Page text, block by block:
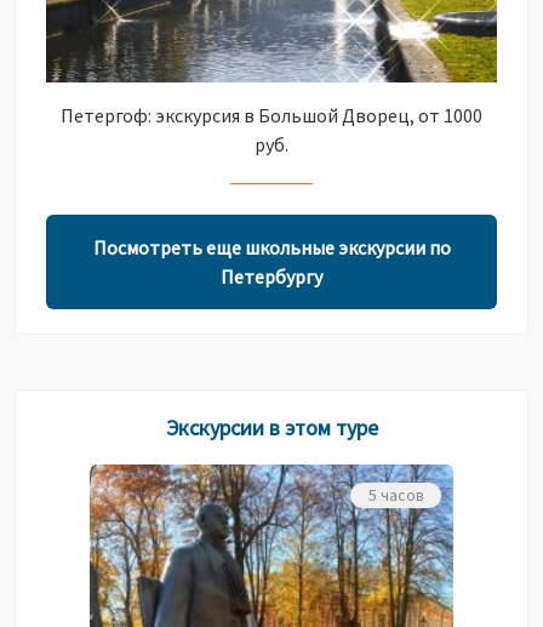
Петергоф: экскурсия в Большой Дворец, от 1000
руб.
Посмотреть еще школьные экскурсии по
Петербургу
Экскурсии в этом туре
5 часов